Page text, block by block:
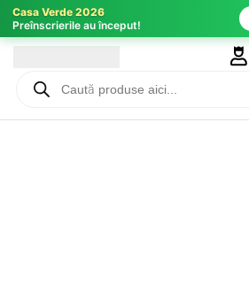
Casa Verde 2026
Preînscrierile au început!